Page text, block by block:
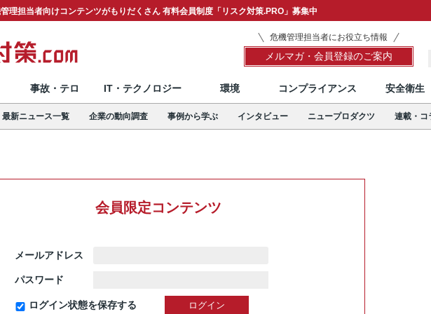
理担当者向けコンテンツがもりだくさん 有料会員制度「リスク対策.PRO」募集中
危機管理担当者にお役立ち情報
メルマガ・会員登録のご案内
事故・テロ IT・テクノロジー 環境 コンプライアンス 安全衛生
最新ニュース一覧 企業の動向調査 事例から学ぶ インタビュー ニュープロダクツ 連載・コ
会員限定コンテンツ
メールアドレス
パスワード
ログイン状態を保存する